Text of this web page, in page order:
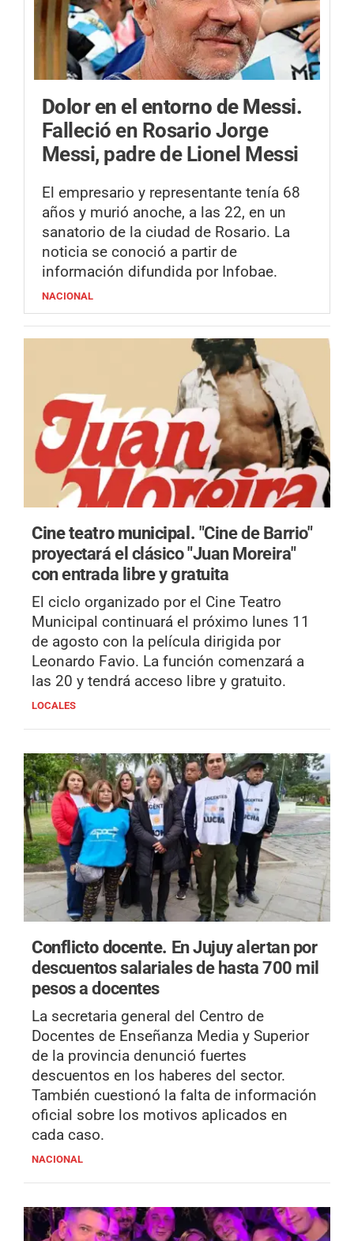
Dolor en el entorno de Messi.
Falleció en Rosario Jorge
Messi, padre de Lionel Messi
El empresario y representante tenía 68
años y murió anoche, a las 22, en un
sanatorio de la ciudad de Rosario. La
noticia se conoció a partir de
información difundida por Infobae.
NACIONAL
Cine teatro municipal. "Cine de Barrio"
proyectará el clásico "Juan Moreira"
con entrada libre y gratuita
El ciclo organizado por el Cine Teatro
Municipal continuará el próximo lunes 11
de agosto con la película dirigida por
Leonardo Favio. La función comenzará a
las 20 y tendrá acceso libre y gratuito.
LOCALES
Conflicto docente. En Jujuy alertan por
descuentos salariales de hasta 700 mil
pesos a docentes
La secretaria general del Centro de
Docentes de Enseñanza Media y Superior
de la provincia denunció fuertes
descuentos en los haberes del sector.
También cuestionó la falta de información
oficial sobre los motivos aplicados en
cada caso.
NACIONAL